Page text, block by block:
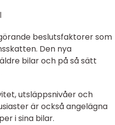
beslutsfaktorer som
Den nya
bilar och på så sätt
utsläppsnivåer och
är också angelägna
i sina bilar.